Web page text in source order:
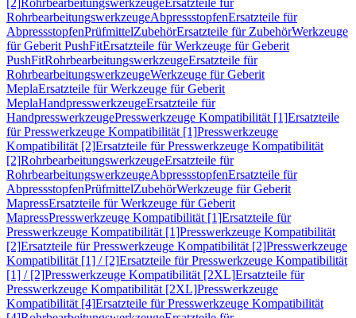
[2]RohrbearbeitungswerkzeugeErsatzteile für
RohrbearbeitungswerkzeugeAbpressstopfenErsatzteile für
AbpressstopfenPrüfmittelZubehörErsatzteile für ZubehörWerkzeuge
für Geberit PushFitErsatzteile für Werkzeuge für Geberit
PushFitRohrbearbeitungswerkzeugeErsatzteile für
RohrbearbeitungswerkzeugeWerkzeuge für Geberit
MeplaErsatzteile für Werkzeuge für Geberit
MeplaHandpresswerkzeugeErsatzteile für
HandpresswerkzeugePresswerkzeuge Kompatibilität [1]Ersatzteile
für Presswerkzeuge Kompatibilität [1]Presswerkzeuge
Kompatibilität [2]Ersatzteile für Presswerkzeuge Kompatibilität
[2]RohrbearbeitungswerkzeugeErsatzteile für
RohrbearbeitungswerkzeugeAbpressstopfenErsatzteile für
AbpressstopfenPrüfmittelZubehörWerkzeuge für Geberit
MapressErsatzteile für Werkzeuge für Geberit
MapressPresswerkzeuge Kompatibilität [1]Ersatzteile für
Presswerkzeuge Kompatibilität [1]Presswerkzeuge Kompatibilität
[2]Ersatzteile für Presswerkzeuge Kompatibilität [2]Presswerkzeuge
Kompatibilität [1] / [2]Ersatzteile für Presswerkzeuge Kompatibilität
[1] / [2]Presswerkzeuge Kompatibilität [2XL]Ersatzteile für
Presswerkzeuge Kompatibilität [2XL]Presswerkzeuge
Kompatibilität [4]Ersatzteile für Presswerkzeuge Kompatibilität